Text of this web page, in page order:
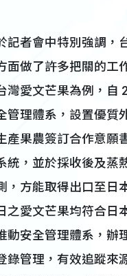
者會中特別強調，
面做了許多把關的工
灣愛文芒果為例，自
管理體系，設置優質
產果農簽訂合作意願
統，並於採收後及蒸
，方能取得出口至日
之愛文芒果均符合日
動安全管理體系，辦
錄管理，有效追蹤來